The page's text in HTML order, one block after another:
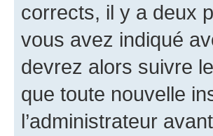
corrects, il y a deux
vous avez indiqué
devrez alors suivre
que toute nouvelle
l’administrateur